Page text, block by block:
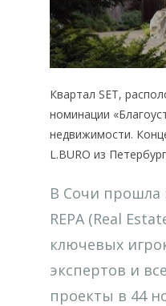
Квартал SET,
номинации
недвижимости.
L.BURO из
В Сочи прошла
REPA (Real
ключевых
экспертов и
проекты в 44